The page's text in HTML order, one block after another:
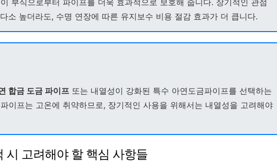
부식으로부터 파이프를 더욱 효과적으로 보호해 줍니다. 장기적인 관점
소 높더라도, 수명 연장에 따른 유지보수 비용 절감 효과가 더 큽니다.
합금 도금 파이프 또는 내열성이 강화된 특수 아연도금파이프를 선택하는
이프는 고온에 취약하므로, 장기적인 사용을 위해서는 내열성을 고려해야
시 고려해야 할 핵심 사항들